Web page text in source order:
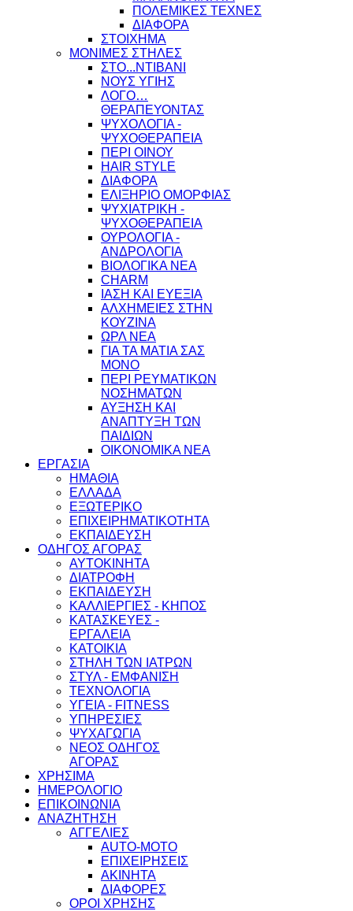
ΠΟΛΕΜΙΚΕΣ ΤΕΧΝΕΣ
ΔΙΑΦΟΡΑ
ΣΤΟΙΧΗΜΑ
ΜΟΝΙΜΕΣ ΣΤΗΛΕΣ
ΣΤΟ...ΝΤΙΒΑΝΙ
ΝΟΥΣ ΥΓΙΗΣ
ΛΟΓΟ…
ΘΕΡΑΠΕΥΟΝΤΑΣ
ΨΥΧΟΛΟΓΙΑ -
ΨΥΧΟΘΕΡΑΠΕΙΑ
ΠΕΡΙ ΟΙΝΟΥ
HAIR STYLE
ΔΙΑΦΟΡΑ
ΕΛΙΞΗΡΙΟ ΟΜΟΡΦΙΑΣ
ΨΥΧΙΑΤΡΙΚΗ -
ΨΥΧΟΘΕΡΑΠΕΙΑ
ΟΥΡΟΛΟΓΙΑ -
ΑΝΔΡΟΛΟΓΙΑ
ΒΙΟΛΟΓΙΚΑ ΝΕΑ
CHARM
ΙΑΣΗ ΚΑΙ ΕΥΕΞΙΑ
ΑΛΧΗΜΕΙΕΣ ΣΤΗΝ
ΚΟΥΖΙΝΑ
ΩΡΛ ΝEA
ΓΙΑ ΤΑ ΜΑΤΙΑ ΣΑΣ
ΜΟΝΟ
ΠΕΡΙ ΡΕΥΜΑΤΙΚΩΝ
ΝΟΣΗΜΑΤΩΝ
ΑΥΞΗΣΗ ΚΑΙ
ΑΝΑΠΤΥΞΗ ΤΩΝ
ΠΑΙΔΙΩΝ
ΟΙΚΟΝΟΜΙΚΑ ΝΕΑ
ΕΡΓΑΣΙΑ
ΗΜΑΘΙΑ
ΕΛΛΑΔΑ
ΕΞΩΤΕΡΙΚΟ
ΕΠΙΧΕΙΡΗΜΑΤΙΚΟΤΗΤΑ
ΕΚΠΑΙΔΕΥΣΗ
ΟΔΗΓΟΣ ΑΓΟΡΑΣ
ΑΥΤΟΚΙΝΗΤΑ
ΔΙΑΤΡΟΦΗ
ΕΚΠΑΙΔΕΥΣΗ
ΚΑΛΛΙΕΡΓΙΕΣ - ΚΗΠΟΣ
ΚΑΤΑΣΚΕΥΕΣ -
ΕΡΓΑΛΕΙΑ
ΚΑΤΟΙΚΙΑ
ΣΤΗΛΗ ΤΩΝ ΙΑΤΡΩΝ
ΣΤΥΛ - ΕΜΦΑΝΙΣΗ
ΤΕΧΝΟΛΟΓΙΑ
ΥΓΕΙΑ - FITNESS
ΥΠΗΡΕΣΙΕΣ
ΨΥΧΑΓΩΓΙΑ
ΝΕΟΣ ΟΔΗΓΟΣ
ΑΓΟΡΑΣ
ΧΡΗΣΙΜΑ
ΗΜΕΡΟΛΟΓΙΟ
ΕΠΙΚΟΙΝΩΝΙΑ
ΑΝΑΖΗΤΗΣΗ
ΑΓΓΕΛΙΕΣ
AUTO-MOTO
ΕΠΙΧΕΙΡΗΣΕΙΣ
ΑΚΙΝΗΤΑ
ΔΙΑΦΟΡΕΣ
ΟΡΟΙ ΧΡΗΣΗΣ